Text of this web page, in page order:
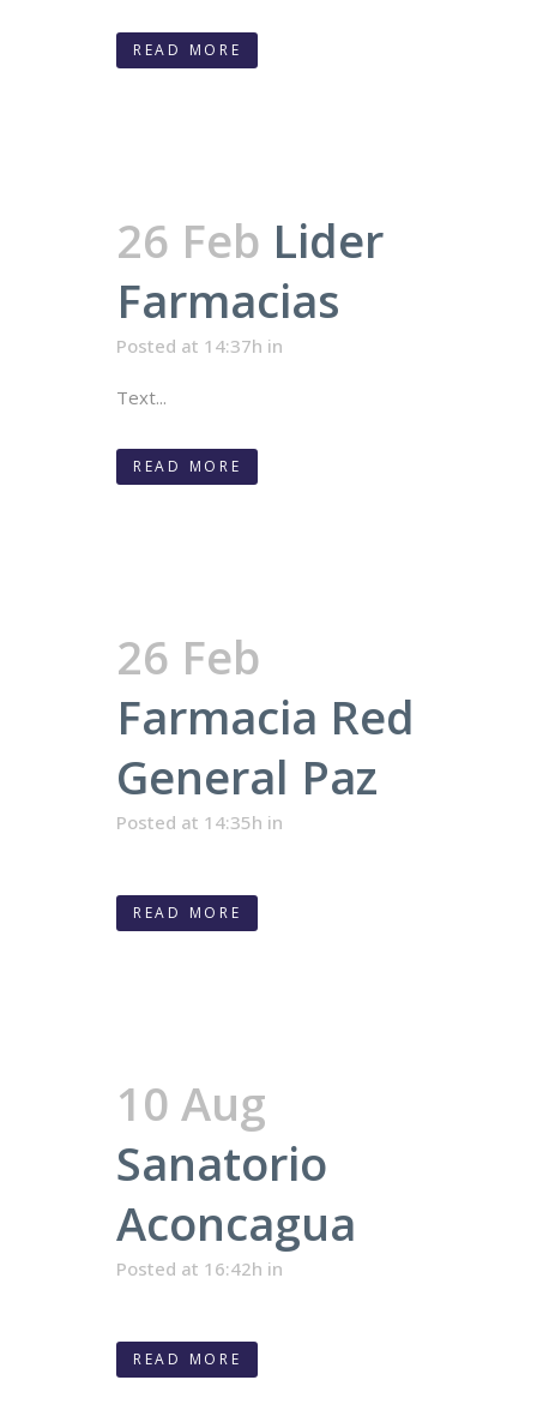
READ MORE
26 Feb Lider
Farmacias
Posted at 14:37h in
Text...
READ MORE
26 Feb
Farmacia Red
General Paz
Posted at 14:35h in
READ MORE
10 Aug
Sanatorio
Aconcagua
Posted at 16:42h in
READ MORE